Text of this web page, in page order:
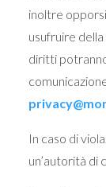
inoltre
usufruire
diritti
In caso di
un’autorità di